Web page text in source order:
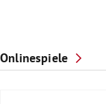
Onlinespiele